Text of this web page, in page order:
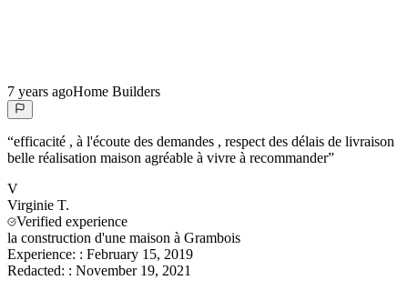
7 years agoHome Builders
“efficacité , à l'écoute des demandes , respect des délais de livraison
belle réalisation maison agréable à vivre à recommander”
V
Virginie T.
Verified experience
la construction d'une maison à Grambois
Experience: : February 15, 2019
Redacted: : November 19, 2021